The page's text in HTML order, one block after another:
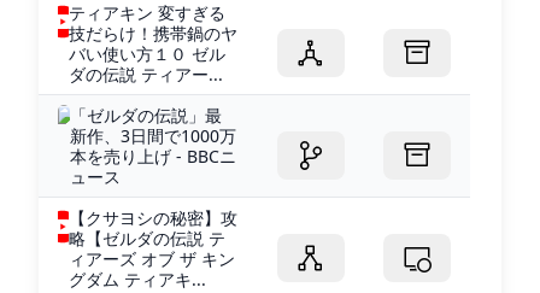
ティアキン 変すぎる
技だらけ！携帯鍋のヤ
バい使い方１０ ゼル
ダの伝説 ティアー...
「ゼルダの伝説」最
新作、3日間で1000万
本を売り上げ - BBCニ
ュース
【クサヨシの秘密】攻
略【ゼルダの伝説 テ
ィアーズ オブ ザ キン
グダム ティアキ...